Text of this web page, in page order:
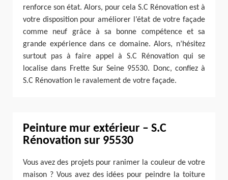
renforce son état. Alors, pour cela S.C Rénovation est à
votre disposition pour améliorer l’état de votre façade
comme neuf grâce à sa bonne compétence et sa
grande expérience dans ce domaine. Alors, n’hésitez
surtout pas à faire appel à S.C Rénovation qui se
localise dans Frette Sur Seine 95530. Donc, confiez à
S.C Rénovation le ravalement de votre façade.
Peinture mur extérieur – S.C
Rénovation sur 95530
Vous avez des projets pour ranimer la couleur de votre
maison ? Vous avez des idées pour peindre la toiture